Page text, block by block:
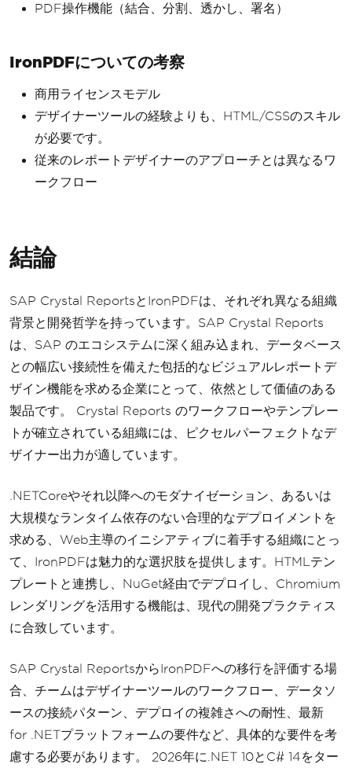
PDF操作機能（結合、分割、透かし、署名）
IronPDFについての考察
商用ライセンスモデル
デザイナーツールの経験よりも、HTML/CSSのスキル
が必要です。
従来のレポートデザイナーのアプローチとは異なるワ
ークフロー
結論
SAP Crystal ReportsとIronPDFは、それぞれ異なる組織
背景と開発哲学を持っています。SAP Crystal Reports
は、SAP のエコシステムに深く組み込まれ、データベース
との幅広い接続性を備えた包括的なビジュアルレポートデ
ザイン機能を求める企業にとって、依然として価値のある
製品です。 Crystal Reports のワークフローやテンプレー
トが確立されている組織には、ピクセルパーフェクトなデ
ザイナー出力が適しています。
.NETCoreやそれ以降へのモダナイゼーション、あるいは
大規模なランタイム依存のない合理的なデプロイメントを
求める、Web主導のイニシアティブに着手する組織にとっ
て、IronPDFは魅力的な選択肢を提供します。HTMLテン
プレートと連携し、NuGet経由でデプロイし、Chromium
レンダリングを活用する機能は、現代の開発プラクティス
に合致しています。
SAP Crystal ReportsからIronPDFへの移行を評価する場
合、チームはデザイナーツールのワークフロー、データソ
ースの接続パターン、デプロイの複雑さへの耐性、最新
for .NETプラットフォームの要件など、具体的な要件を考
慮する必要があります。 2026年に.NET 10とC# 14をター